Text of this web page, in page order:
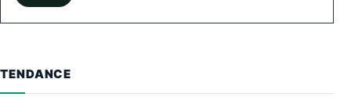
TENDANCE